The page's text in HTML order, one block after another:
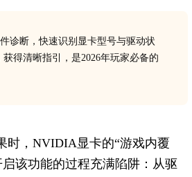
诊断，快速识别显卡型号与驱动状
得清晰指引，是2026年玩家必备的
时，NVIDIA显卡的“游戏内覆
启该功能的过程充满陷阱：从驱